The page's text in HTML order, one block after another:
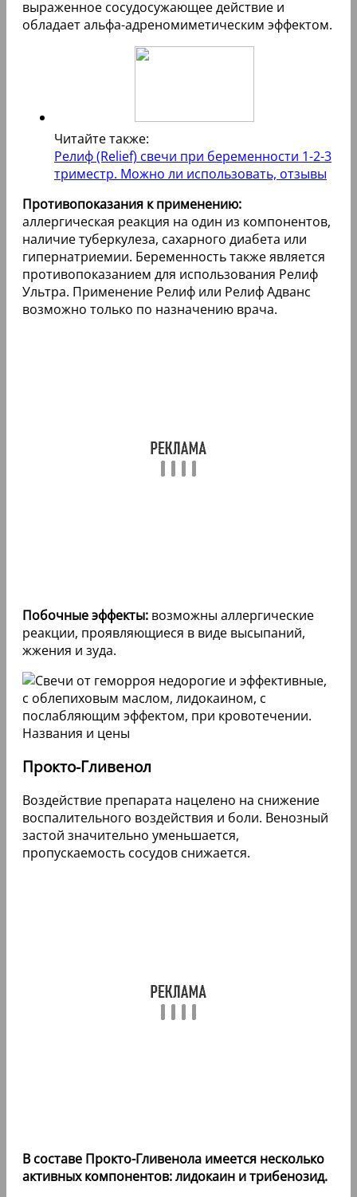
выраженное сосудосужающее действие и
обладает альфа-адреномиметическим эффектом.
Читайте также:
Релиф (Relief) свечи при беременности 1-2-3
триместр. Можно ли использовать, отзывы
Противопоказания к применению:
аллергическая реакция на один из компонентов,
наличие туберкулеза, сахарного диабета или
гипернатриемии. Беременность также является
противопоказанием для использования Релиф
Ультра. Применение Релиф или Релиф Адванс
возможно только по назначению врача.
Побочные эффекты: возможны аллергические
реакции, проявляющиеся в виде высыпаний,
жжения и зуда.
Прокто-Гливенол
Воздействие препарата нацелено на снижение
воспалительного воздействия и боли. Венозный
застой значительно уменьшается,
пропускаемость сосудов снижается.
В составе Прокто-Гливенола имеется несколько
активных компонентов: лидокаин и трибенозид.